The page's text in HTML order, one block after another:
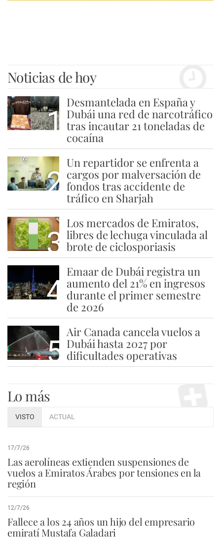
Noticias de hoy
1
Desmantelada en España y
Dubái una red de narcotráfico
tras incautar 21 toneladas de
cocaína
2
Un repartidor se enfrenta a
cargos por malversación de
fondos tras accidente de
tráfico en Sharjah
3
Los mercados de Emiratos,
libres de lechuga vinculada al
brote de ciclosporiasis
4
Emaar de Dubái registra un
aumento del 21% en ingresos
durante el primer semestre
de 2026
5
Air Canada cancela vuelos a
Dubái hasta 2027 por
dificultades operativas
Lo más
VISTO ACTUAL
17/7/26
Las aerolíneas extienden suspensiones de
vuelos a Emiratos Árabes por tensiones en la
región
12/7/26
Fallece a los 24 años un hijo del empresario
emiratí Mustafa Galadari